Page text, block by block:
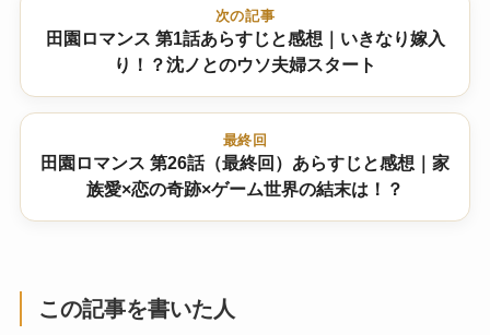
次の記事
田園ロマンス 第1話あらすじと感想｜いきなり嫁入
り！？沈ノとのウソ夫婦スタート
最終回
田園ロマンス 第26話（最終回）あらすじと感想｜家
族愛×恋の奇跡×ゲーム世界の結末は！？
この記事を書いた人